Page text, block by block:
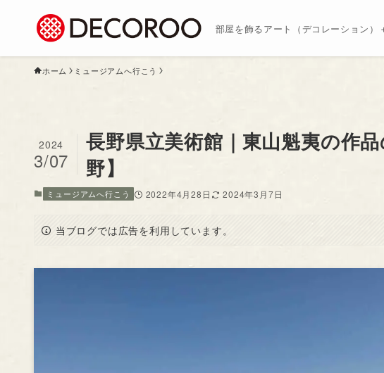
部屋を飾るアート（デコレーション）
ホーム ミュージアムへ行こう
長野県立美術館｜東山魁夷の作
野】
2024
3/07
ミュージアムへ行こう 2022年4月28日 2024年3月7日
当ブログでは広告を利用しています。